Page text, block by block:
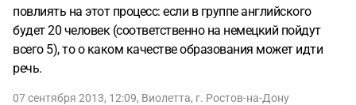
повлиять на этот процесс: если в группе английского
будет 20 человек (соответственно на немецкий пойдут
всего 5), то о каком качестве образования может идти
речь.
07 сентября 2013, 12:09, Виолетта, г. Ростов-на-Дону